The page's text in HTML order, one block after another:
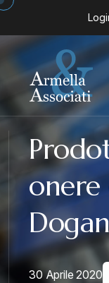
onere
30 Aprile 2020